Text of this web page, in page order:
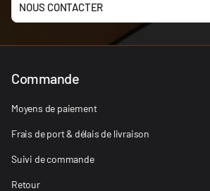
NOUS CONTACTER
Commande
Moyens de paiement
Frais de port & délais de livraison
Suivi de commande
Retour